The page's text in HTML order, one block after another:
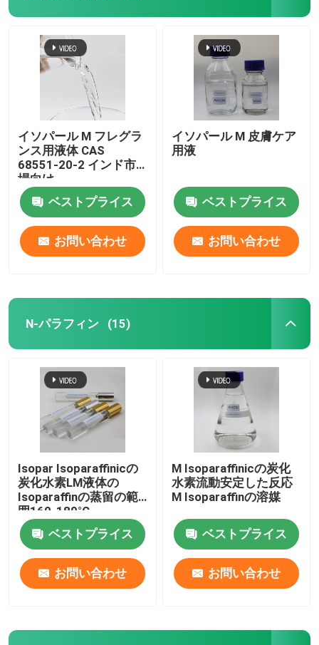
イソパール M フレグラ
ンス用液体 CAS
68551-20-2 インド市
場向け
ベストプライス
お問い合わせ
イソパール M 皮膚ケア
用液
ベストプライス
お問い合わせ
N-パラフィン (15)
Isopar Isoparaffinicの
炭化水素LM液体の
Isoparaffinの蒸留の範
囲160-180°C
ベストプライス
お問い合わせ
M Isoparaffinicの炭化
水素流動安定した反応
M Isoparaffinの溶媒
ベストプライス
お問い合わせ